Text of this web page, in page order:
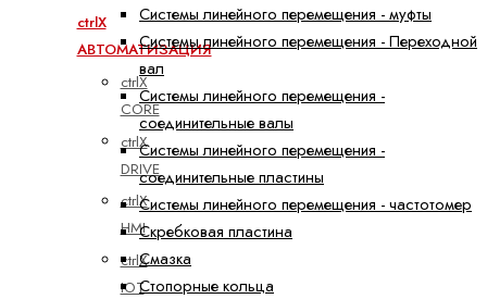
ctrlX
АВТОМАТИЗАЦИЯ
ctrlX
CORE
ctrlX
DRIVE
ctrlX
HMI
ctrlX
IOT
Системы линейного перемещения - муфты
Системы линейного перемещения - Переходной
вал
Системы линейного перемещения -
соединительные валы
Системы линейного перемещения -
соединительные пластины
Системы линейного перемещения - частотомер
Скребковая пластина
Смазка
Стопорные кольца